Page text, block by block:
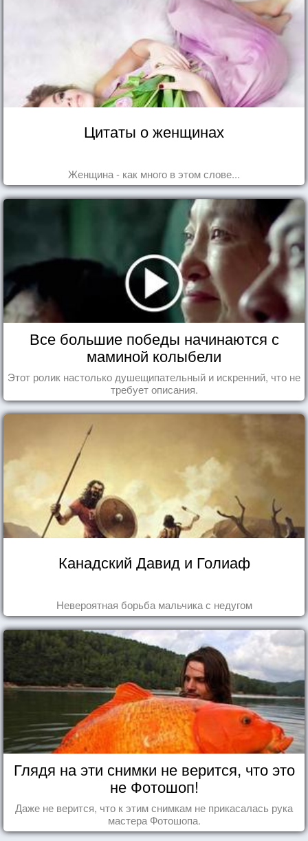
Цитаты о женщинах
Женщина - как много в этом слове...
Все большие победы начинаются с
маминой колыбели
Этот ролик настолько душещипательный и искренний, что не
требует описания.
Канадский Давид и Голиаф
Невероятная борьба мальчика с недугом
Глядя на эти снимки не верится, что это
не Фотошоп!
Даже не верится, что к этим снимкам не прикасалась рука
мастера Фотошопа.